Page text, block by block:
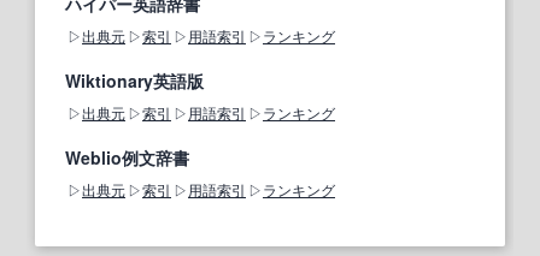
出典元 索引 用語索引 ランキング
Wiktionary英語版
出典元 索引 用語索引 ランキング
Weblio例文辞書
出典元 索引 用語索引 ランキング